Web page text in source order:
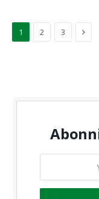
1 2 3 Next